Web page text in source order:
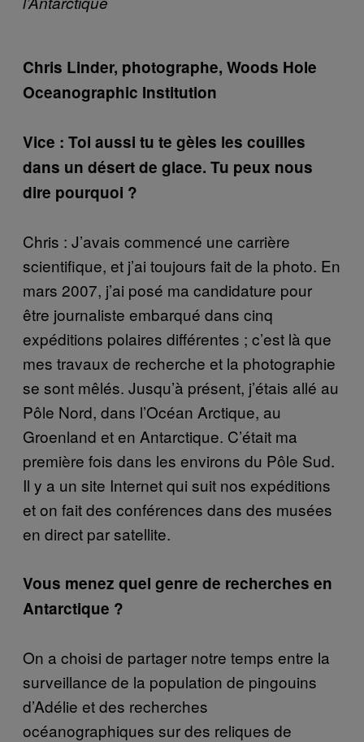
Chris Linder, photographe, Woods Hole
Oceanographic Institution
Vice : Toi aussi tu te gèles les couilles
dans un désert de glace. Tu peux nous
dire pourquoi ?
Chris : J’avais commencé une carrière
scientifique, et j’ai toujours fait de la photo. En
mars 2007, j’ai posé ma candidature pour
être journaliste embarqué dans cinq
expéditions polaires différentes ; c’est là que
mes travaux de recherche et la photographie
se sont mêlés. Jusqu’à présent, j’étais allé au
Pôle Nord, dans l’Océan Arctique, au
Groenland et en Antarctique. C’était ma
première fois dans les environs du Pôle Sud.
Il y a un site Internet qui suit nos expéditions
et on fait des conférences dans des musées
en direct par satellite.
Vous menez quel genre de recherches en
Antarctique ?
On a choisi de partager notre temps entre la
surveillance de la population de pingouins
d’Adélie et des recherches
océanographiques sur des reliques de